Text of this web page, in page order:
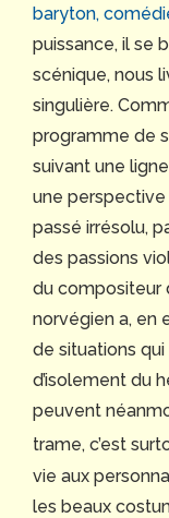
baryton,
puissance, il se
scénique, nous
singulière.
programme de
suivant une
une perspective
passé irrésolu,
des passions
du compositeur
norvégien a, en
de situations
d’isolement du
peuvent
trame, c’est
vie aux
les beaux